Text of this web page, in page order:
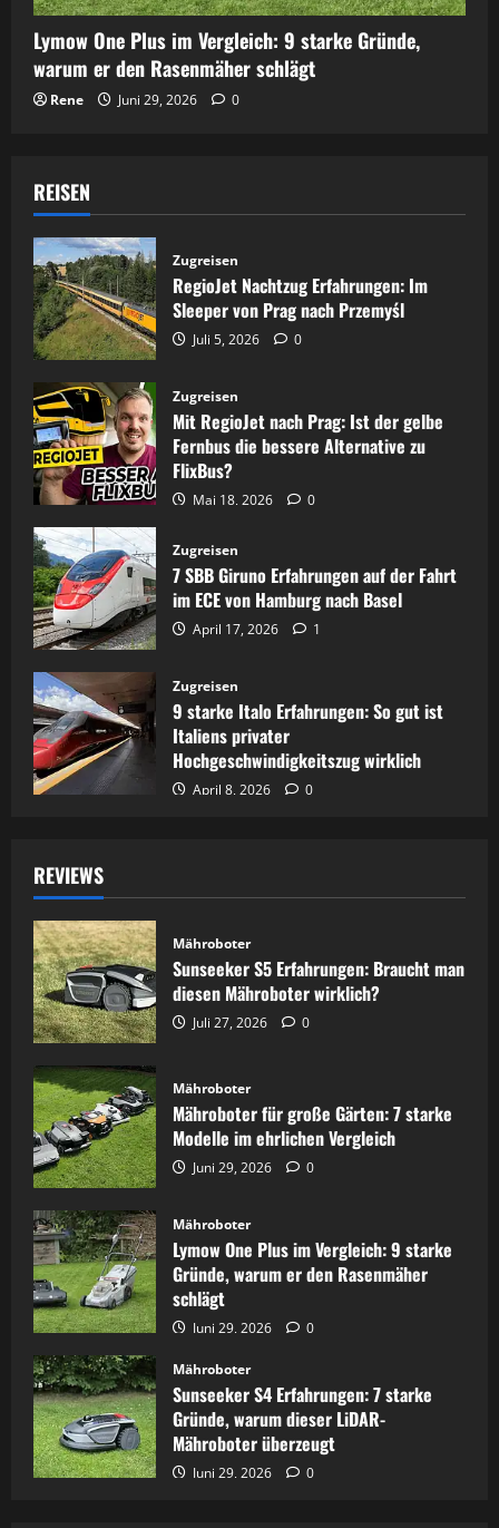
Lymow One Plus im Vergleich: 9 starke Gründe,
warum er den Rasenmäher schlägt
Rene Juni 29, 2026 0
REISEN
Zugreisen
RegioJet Nachtzug Erfahrungen: Im
Sleeper von Prag nach Przemyśl
Juli 5, 2026 0
Zugreisen
Mit RegioJet nach Prag: Ist der gelbe
Fernbus die bessere Alternative zu
FlixBus?
Mai 18, 2026 0
Zugreisen
7 SBB Giruno Erfahrungen auf der Fahrt
im ECE von Hamburg nach Basel
April 17, 2026 1
Zugreisen
9 starke Italo Erfahrungen: So gut ist
Italiens privater
Hochgeschwindigkeitszug wirklich
April 8, 2026 0
REVIEWS
Mähroboter
Sunseeker S5 Erfahrungen: Braucht man
diesen Mähroboter wirklich?
Juli 27, 2026 0
Mähroboter
Mähroboter für große Gärten: 7 starke
Modelle im ehrlichen Vergleich
Juni 29, 2026 0
Mähroboter
Lymow One Plus im Vergleich: 9 starke
Gründe, warum er den Rasenmäher
schlägt
Juni 29, 2026 0
Mähroboter
Sunseeker S4 Erfahrungen: 7 starke
Gründe, warum dieser LiDAR-
Mähroboter überzeugt
Juni 29, 2026 0